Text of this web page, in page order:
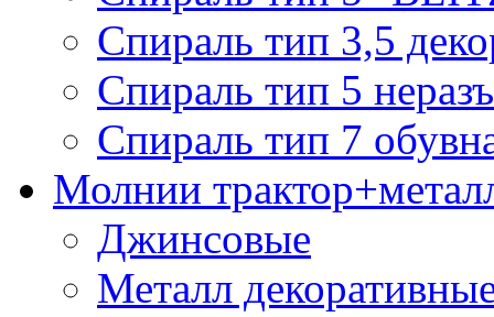
Спираль тип 3,5
Спираль тип 5
Спираль тип 7
Молнии
Джинсовые
Металл